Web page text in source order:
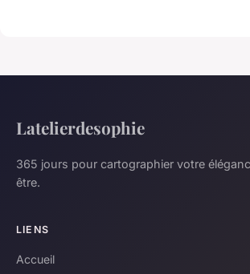
Latelierdesophie
365 jours pour cartographier votre
être.
LIENS
Accueil